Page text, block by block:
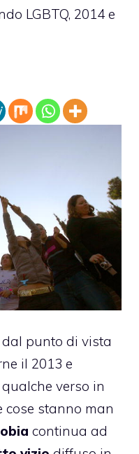
LGBTQ, 2014 e
punto di vista
il 2013 e
verso in
stanno man
continua ad